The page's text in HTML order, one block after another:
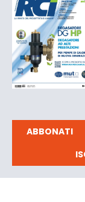
ABBONATI